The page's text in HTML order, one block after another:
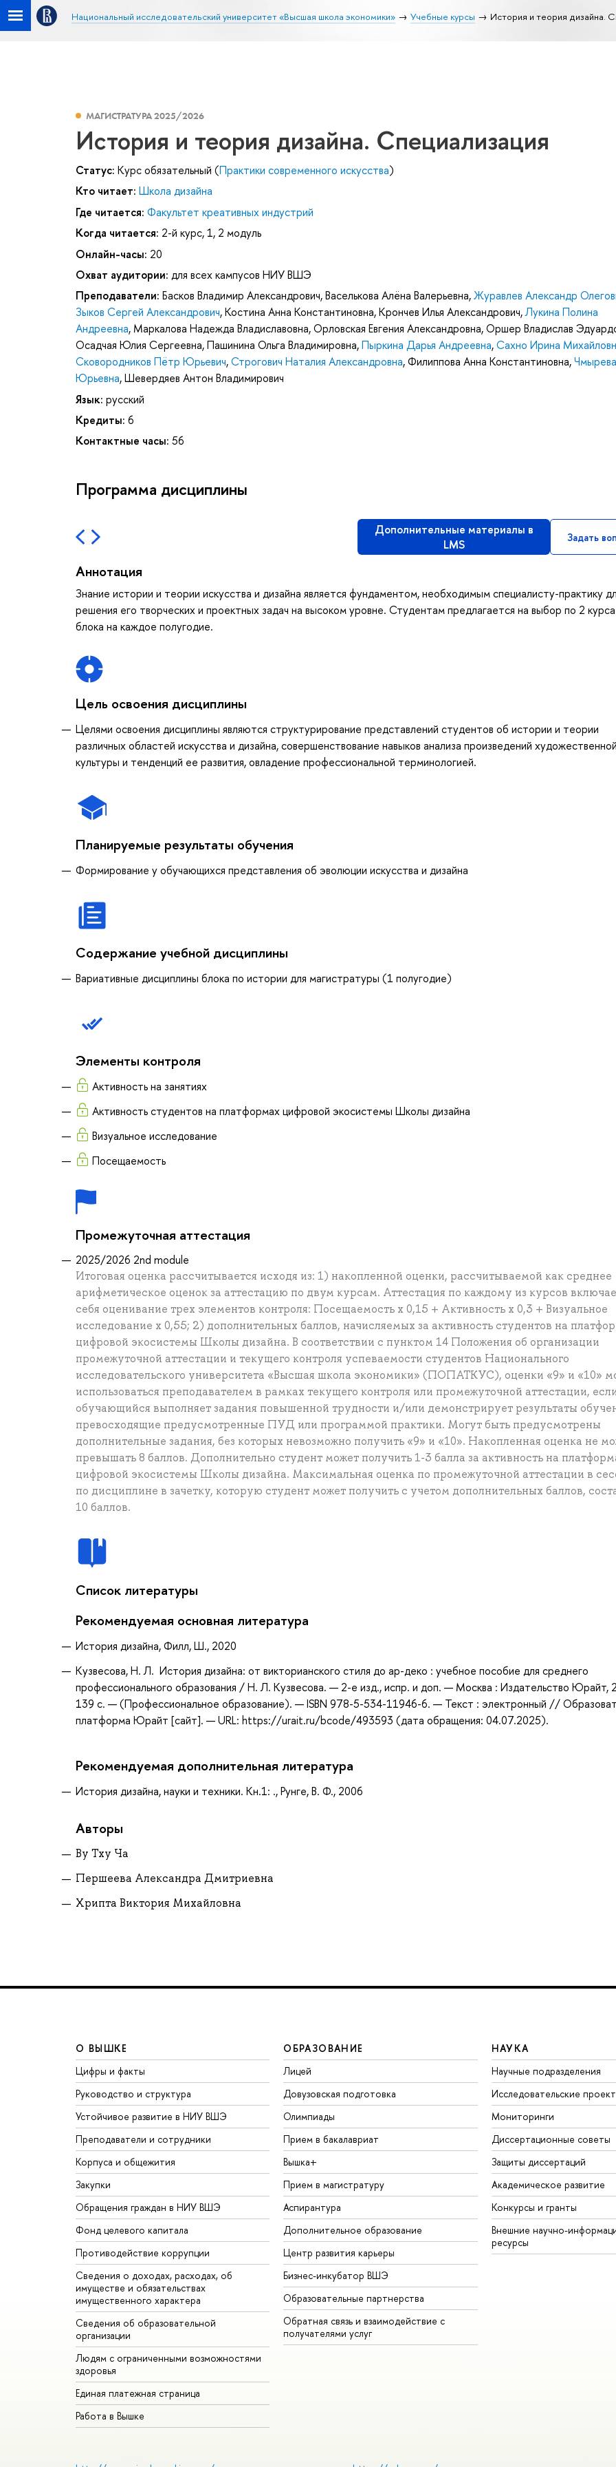
Национальный исследовательский университет «Высшая школа экономики» Учебные курсы История и теория дизайна.
МАГИСТРАТУРА 2025/2026
История и теория дизайна. Специализация
Статус: Курс обязательный (Практики современного искусства)
Кто читает: Школа дизайна
Где читается: Факультет креативных индустрий
Когда читается: 2-й курс, 1, 2 модуль
Онлайн-часы: 20
Охват аудитории: для всех кампусов НИУ ВШЭ
Преподаватели: Басков Владимир Александрович,Васелькова Алёна Валерьевна,Журавлев Александр
Зыков Сергей Александрович,Костина Анна Константиновна,Крончев Илья Александрович,Лукина Полина
Андреевна, Маркалова Надежда Владиславовна,Орловская Евгения Александровна,Оршер Владислав
Осадчая Юлия Сергеевна,Пашинина Ольга Владимировна,Пыркина Дарья Андреевна,Сахно Ирина
Сковородников Пётр Юрьевич,Строгович Наталия Александровна,Филиппова Анна Константиновна,
Юрьевна,Шевердяев Антон Владимирович
Язык: русский
Кредиты: 6
Контактные часы: 56
Программа дисциплины
Дополнительные материалы в
LMS
Задать
Аннотация
Знание истории и теории искусства и дизайна является фундаментом, необходимым специалисту-практику
решения его творческих и проектных задач на высоком уровне. Студентам предлагается на выбор по 2
блока на каждое полугодие.
Цель освоения дисциплины
Целями освоения дисциплины являются структурирование представлений студентов об истории и теории
различных областей искусства и дизайна, совершенствование навыков анализа произведений художественной
культуры и тенденций ее развития, овладение профессиональной терминологией.
Планируемые результаты обучения
Формирование у обучающихся представления об эволюции искусства и дизайна
Содержание учебной дисциплины
Вариативные дисциплины блока по истории для магистратуры (1 полугодие)
Элементы контроля
Активность на занятиях
Активность студентов на платформах цифровой экосистемы Школы дизайна
Визуальное исследование
Посещаемость
Промежуточная аттестация
2025/2026 2nd module
Итоговая оценка рассчитывается исходя из: 1) накопленной оценки, рассчитываемой как среднее
арифметическое оценок за аттестацию по двум курсам. Аттестация по каждому из курсов
себя оценивание трех элементов контроля: Посещаемость x 0,15 + Активность x 0,3 + Визуальное
исследование x 0,55; 2) дополнительных баллов, начисляемых за активность студентов на
цифровой экосистемы Школы дизайна. В соответствии с пунктом 14 Положения об организации
промежуточной аттестации и текущего контроля успеваемости студентов Национального
исследовательского университета «Высшая школа экономики» (ПОПАТКУС), оценки «9» и «10»
использоваться преподавателем в рамках текущего контроля или промежуточной аттестации,
обучающийся выполняет задания повышенной трудности и/или демонстрирует результаты
превосходящие предусмотренные ПУД или программой практики. Могут быть предусмотрены
дополнительные задания, без которых невозможно получить «9» и «10». Накопленная оценка не
превышать 8 баллов. Дополнительно студент может получить 1-3 балла за активность на
цифровой экосистемы Школы дизайна. Максимальная оценка по промежуточной аттестации в
по дисциплине в зачетку, которую студент может получить с учетом дополнительных баллов,
10 баллов.
Список литературы
Рекомендуемая основная литература
История дизайна, Филл, Ш., 2020
Кузвесова, Н. Л. История дизайна: от викторианского стиля до ар-деко : учебное пособие для среднего
профессионального образования / Н. Л. Кузвесова. — 2-е изд., испр. и доп. — Москва : Издательство Юрайт,
139 с. — (Профессиональное образование). — ISBN 978-5-534-11946-6. — Текст : электронный //
платформа Юрайт [сайт]. — URL: https://urait.ru/bcode/493593 (дата обращения: 04.07.2025).
Рекомендуемая дополнительная литература
История дизайна, науки и техники. Кн.1: ., Рунге, В. Ф., 2006
Авторы
Ву Тху Ча
Першеева Александра Дмитриевна
Хрипта Виктория Михайловна
О ВЫШКЕ
Цифры и факты
Руководство и структура
Устойчивое развитие в НИУ ВШЭ
Преподаватели и сотрудники
Корпуса и общежития
Закупки
Обращения граждан в НИУ ВШЭ
Фонд целевого капитала
Противодействие коррупции
Сведения о доходах, расходах, об
имуществе и обязательствах
имущественного характера
Сведения об образовательной
организации
Людям с ограниченными возможностями
здоровья
Единая платежная страница
Работа в Вышке
ОБРАЗОВАНИЕ
Лицей
Довузовская подготовка
Олимпиады
Прием в бакалавриат
Вышка+
Прием в магистратуру
Аспирантура
Дополнительное образование
Центр развития карьеры
Бизнес-инкубатор ВШЭ
Образовательные партнерства
Обратная связь и взаимодействие с
получателями услуг
НАУКА
Научные подразделения
Исследовательские
Мониторинги
Диссертационные советы
Защиты диссертаций
Академическое развитие
Конкурсы и гранты
Внешние научно-
ресурсы